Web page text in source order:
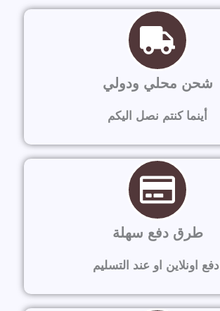
شحن محلي ودولي
أينما كنتم نصل اليكم
طرق دفع سهلة
ادفع اونلاين او عند التسليم